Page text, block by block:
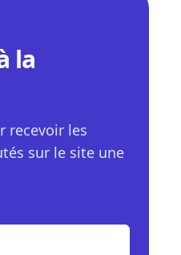
la
recevoir les
sur le site une